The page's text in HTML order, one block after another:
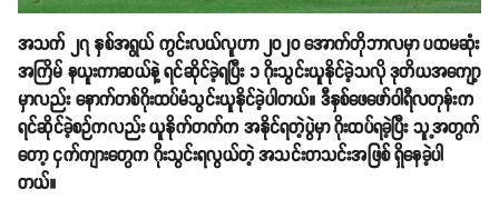
အသက် ၂၇ နှစ်အရွယ် ကွင်းလယ်လူဟာ ၂၀၂၀ အောက်တိုဘာလမှာ ပထမဆုံး
အကြိမ် နယူးကာဆယ်နဲ့ ရင်ဆိုင်ခဲ့ရပြီး ၁ ဂိုးသွင်းယူနိုင်ခဲ့သလို ဒုတိယအကျော့
မှာလည်း နောက်တစ်ဂိုးထပ်မံသွင်းယူနိုင်ခဲ့ပါတယ်။ ဒီနှစ်ဖေဖော်ဝါရီလတုန်းက
ရင်ဆိုင်ခဲ့စဉ်ကလည်း ယူနိုက်တက်က အနိုင်ရတဲ့ပွဲမှာ ဂိုးထပ်ရခဲ့ပြီး သူ့အတွက်
တော့ ငှက်ကျားတွေက ဂိုးသွင်းရလွယ်တဲ့ အသင်းတသင်းအဖြစ် ရှိနေခဲ့ပါ
တယ်။